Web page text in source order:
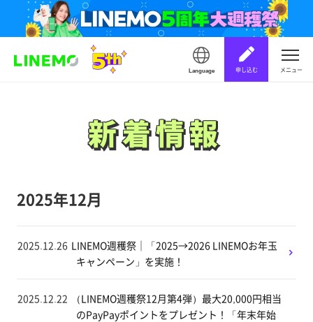
Language 申し込む メニュー
新着情報
新着情報
2025年12月
2025.12.26 LINEMO週穫祭｜「2025→2026 LINEMOお年玉
キャンペーン」を実施！
2025.12.22
（LINEMO週穫祭12月第4弾）最大20,000円相当
のPayPayポイントをプレゼント！「年末年始